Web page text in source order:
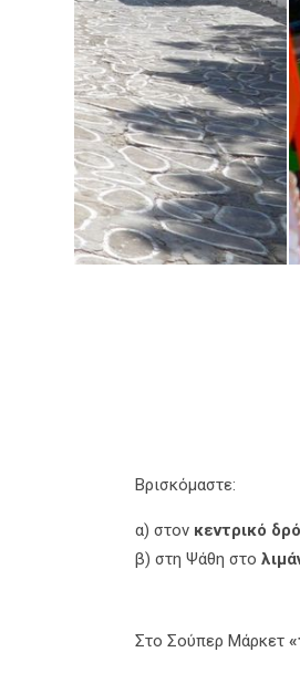
Βρισκόμαστε:
α) στον κεντρικό
β) στη Ψάθη στο
Στο Σούπερ Μάρκετ